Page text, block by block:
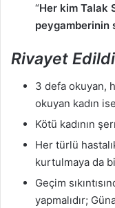
“Her kim Talak
peygamberinin
Rivayet
3 defa okuyan,
okuyan kadın
Kötü kadının
Her türlü
kurtulmaya da
Geçim
yapmalıdır;